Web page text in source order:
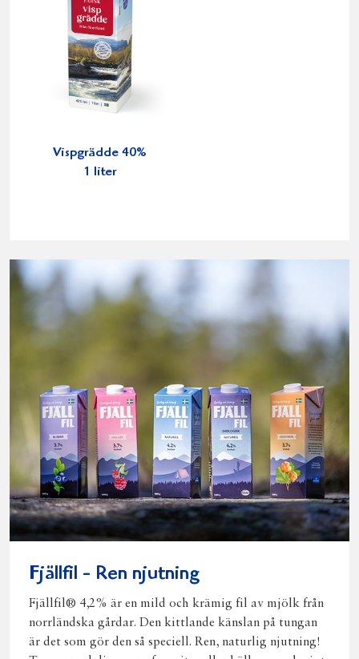
Vispgrädde 40%
1 liter
Fjällfil - Ren njutning
Fjällfil® 4,2% är en mild och krämig fil av mjölk från
norrländska gårdar. Den kittlande känslan på tungan
är det som gör den så speciell. Ren, naturlig njutning!